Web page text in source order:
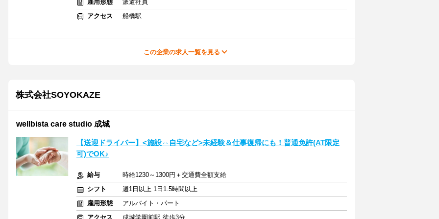
雇用形態
派遣社員
アクセス
船橋駅
この企業の求人一覧を見る
株式会社SOYOKAZE
wellbista care studio 成城
【送迎ドライバー】<施設⇔自宅など>未経験＆仕事復帰にも！普通免許(AT限定
可)でOK♪
給与
時給1230～1300円＋交通費全額支給
シフト
週1日以上 1日1.5時間以上
雇用形態
アルバイト・パート
アクセス
成城学園前駅 徒歩3分